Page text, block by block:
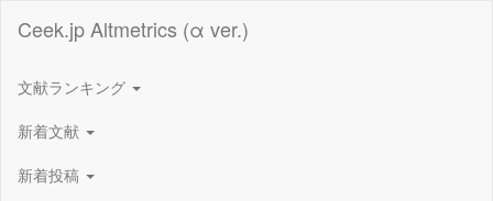
Ceek.jp Altmetrics (α ver.)
文献ランキング
新着文献
新着投稿